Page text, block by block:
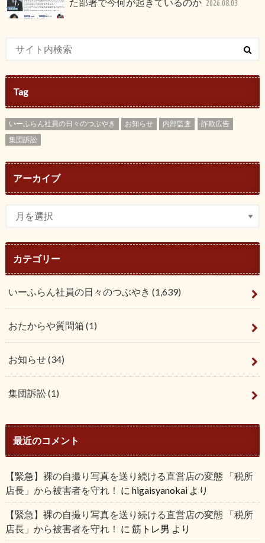
2026.08.03
Tag
いーふらん社員の日々のつぶやき お知らせ 内部監査
詐欺広告
集団訴訟
アーカイブ
カテゴリー
いーふらん社員の日々のつぶやき (1,639)
おたからや質問箱 (1)
お知らせ(34)
集団訴訟(1)
最近のコメント
【緊急】裸の自撮り写真を送り続ける直営店の変態 「税所
店長」から被害者を守れ！ に higaisyanokaiより
【緊急】裸の自撮り写真を送り続ける直営店の変態 「税所
店長」から被害者を守れ！ に 筋トレ男 より